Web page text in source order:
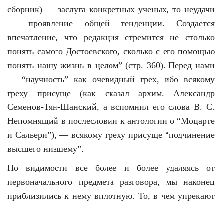
сборник) — заслуга конкретных ученых, то неудачи
— проявление общей тенденции. Создается
впечатление, что редакция стремится не столько
понять самого Достоевского, сколько с его помощью
понять нашу жизнь в целом” (стр. 360). Перед нами
— “научность” как очевидный грех, ибо всякому
греху присуще (как сказал архим. Александр
Семенов-Тян-Шанский, а вспомнил его слова В. С.
Непомнящий в послесловии к антологии о “Моцарте
и Сальери”), — всякому греху присуще “подчинение
высшего низшему”.
По видимости все более и более удаляясь от
первоначального предмета разговора, мы наконец
приблизились к нему вплотную. То, в чем упрекают